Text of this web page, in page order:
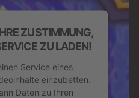
ZUSTIMMUNG,
ZU LADEN!
Service eines
einzubetten.
Daten zu Ihren